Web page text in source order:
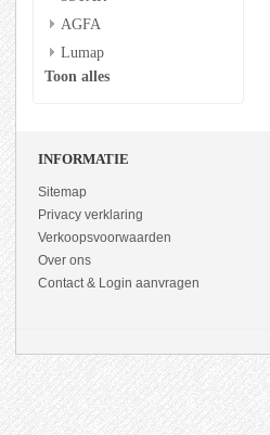
AGFA
Lumap
Toon alles
INFORMATIE
Sitemap
Privacy verklaring
Verkoopsvoorwaarden
Over ons
Contact & Login aanvragen